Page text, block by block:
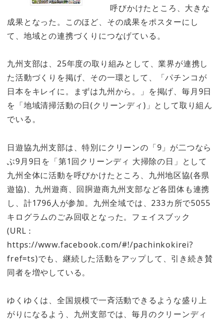
呼びかけたところ、大きな
成果となった。このほど、その成果をポスターにし
て、地域との連携づくりにつなげている。
九州支部は、25年度の取り組みとして、業界が連携し
た活動づくりを掲げ、その一環として、「パチンコが
日本をキレイに。まずは九州から。」を掲げ、毎月9日
を「地域清掃活動の日(クリーンディ)」として取り組ん
でいる。
日遊協九州支部は、特別にクリーンの「9」が二つなら
ぶ9月9日を「第1回クリーンディ 大掃除の日」として
九州全体に活動を呼びかけたところ、九州地区協(各県
遊協)、九州遊商、回胴遊商九州支部など各団体も連携
し、計1796人が参加。九州全域では、233カ所で5055
キログラムのごみ回収となった。フェイスブック
(URL：
https://www.facebook.com/#!/pachinkokirei?
fref=ts)でも、継続した活動をアップして、引き続き賛
同者を増やしている。
ゆくゆくは、全国規模で一斉活動できるような盛り上
がりになるよう、九州支部では、毎月のクリーンディ